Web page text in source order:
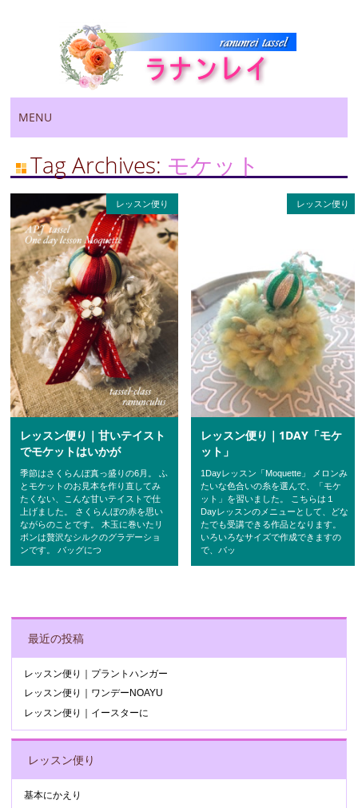
Main menu
to
MENU
Tag Archives: モケット
レッスン便り
レッスン便り｜甘いテイスト
でモケットはいかが
季節はさくらんぼ真っ盛りの6月。 ふ
とモケットのお見本を作り直してみ
たくない、こんな甘いテイストで仕
上げました。 さくらんぼの赤を思い
ながらのことです。 木玉に巻いたリ
ボンは贅沢なシルクのグラデーショ
ンです。 バッグにつ
レッスン便り
レッスン便り｜1DAY「モケ
ット」
1Dayレッスン「Moquette」 メロンみ
たいな色合いの糸を選んで、「モケ
ット」を習いました。 こちらは１
Dayレッスンのメニューとして、どな
たでも受講できる作品となります。
いろいろなサイズで作成できますの
で、バッ
最近の投稿
レッスン便り｜プラントハンガー
レッスン便り｜ワンデーNOAYU
レッスン便り｜イースターに
レッスン便り
基本にかえり